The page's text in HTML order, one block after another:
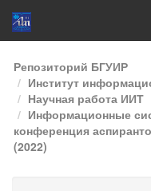
Skip
navigation
Репозиторий БГУИР
Институт
Научная работа ИИТ
Информационные
конференция
(2022)